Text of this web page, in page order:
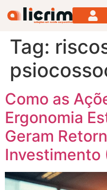
Tag:
Como as
Ergonomia
Geram
Investimento